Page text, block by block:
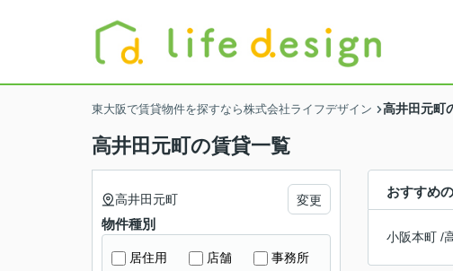
東大阪で賃貸物件を探すなら株式会社ライフデザイン 高井田元町
高井田元町の賃貸一覧
おすすめ
小阪本町 /
高井田元町 変更
物件種別
居住用 店舗 事務所